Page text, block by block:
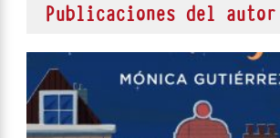
Publicaciones del autor